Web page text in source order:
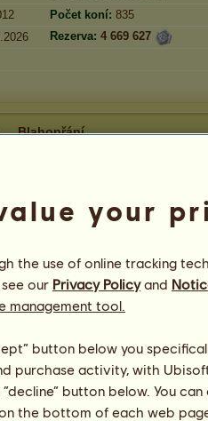
Počet koní: 835
Rezerva: 4 669 627
Blahopřání
před 52 dní
před 52 dní
před 89 dní
your
the use of online tracking
our Privacy Policyand
management tool.
button below you
purchase activity, with
button below. You
the bottom of each web